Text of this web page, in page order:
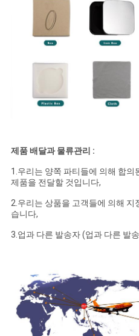
제품 배달과 물류관리 :
1.우리는 양쪽 파티들에 의해 합의
제품을 전달할 것입니다,
2.우리는 상품을 고객들에 의해 지
습니다,
3.업과 다른 발송자 (업과 다른 발